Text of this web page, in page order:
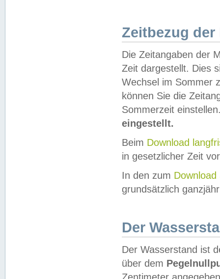
Zeitbezug der
Die Zeitangaben der
Zeit dargestellt. Dies
Wechsel im Sommer
können Sie die
Sommerzeit
eingestellt.
Beim Download
in gesetzlicher Zeit
In den zum Download
grundsätzlich
Der
Der Wasserstand ist
über dem